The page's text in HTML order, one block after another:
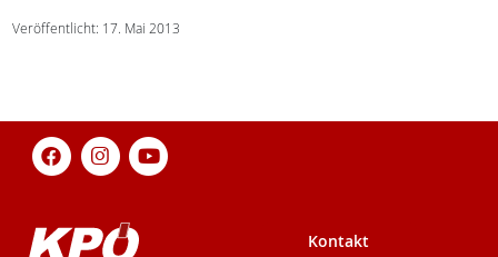
Veröffentlicht: 17. Mai 2013
Kontakt